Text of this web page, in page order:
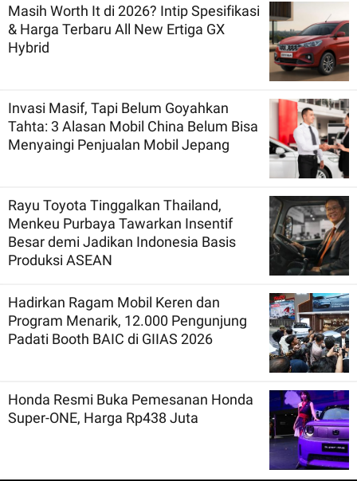
Masih Worth It di 2026? Intip Spesifikasi
& Harga Terbaru All New Ertiga GX
Hybrid
Invasi Masif, Tapi Belum Goyahkan
Tahta: 3 Alasan Mobil China Belum Bisa
Menyaingi Penjualan Mobil Jepang
Rayu Toyota Tinggalkan Thailand,
Menkeu Purbaya Tawarkan Insentif
Besar demi Jadikan Indonesia Basis
Produksi ASEAN
Hadirkan Ragam Mobil Keren dan
Program Menarik, 12.000 Pengunjung
Padati Booth BAIC di GIIAS 2026
Honda Resmi Buka Pemesanan Honda
Super-ONE, Harga Rp438 Juta